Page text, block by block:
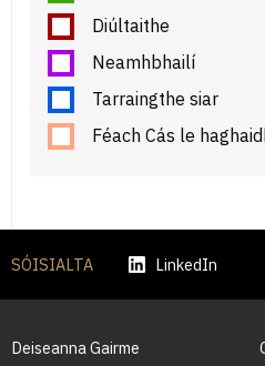
Diúltaithe
Neamhbhailí
Tarraingthe siar
Féach Cás le
SÓISIALTA LinkedIn
Deiseanna Gairme